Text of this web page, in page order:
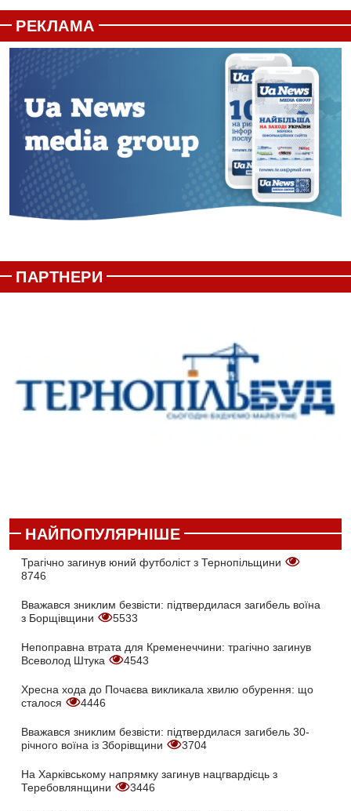
РЕКЛАМА
ПАРТНЕРИ
НАЙПОПУЛЯРНІШЕ
Трагічно загинув юний футболіст з Тернопільщини
8746
Вважався зниклим безвісти: підтвердилася загибель воїна
з Борщівщини
5533
Непоправна втрата для Кременеччини: трагічно загинув
Всеволод Штука
4543
Хресна хода до Почаєва викликала хвилю обурення: що
сталося
4446
Вважався зниклим безвісти: підтвердилася загибель 30-
річного воїна із Зборівщини
3704
На Харківському напрямку загинув нацгвардієць з
Теребовлянщини
3446